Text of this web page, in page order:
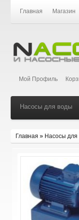
Главная Магазин
Мой Профиль
Насосы для воды
Главная » Насосы для